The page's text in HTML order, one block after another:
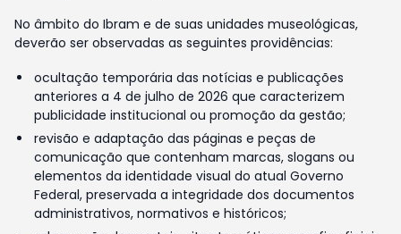
No âmbito do Ibram e de suas unidades museológicas,
deverão ser observadas as seguintes providências:
ocultação temporária das notícias e publicações
anteriores a 4 de julho de 2026 que caracterizem
publicidade institucional ou promoção da gestão;
revisão e adaptação das páginas e peças de
comunicação que contenham marcas, slogans ou
elementos da identidade visual do atual Governo
Federal, preservada a integridade dos documentos
administrativos, normativos e históricos;